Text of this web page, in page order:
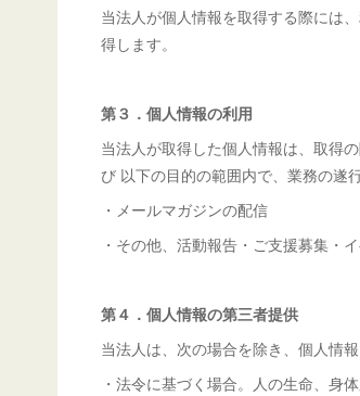
当法人が個人情報を取得する際には
得します。
第３．個人情報の利用
当法人が取得した個人情報は、取得
び 以下の目的の範囲内で、業務の遂
・メールマガジンの配信
・その他、活動報告・ご支援募集・
第４．個人情報の第三者提供
当法人は、次の場合を除き、個人情
・法令に基づく場合。人の生命、身